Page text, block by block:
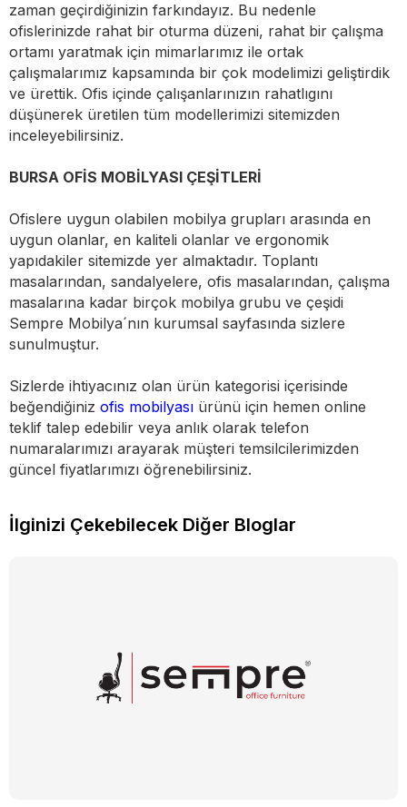
zaman geçirdiğinizin farkındayız. Bu nedenle
ofislerinizde rahat bir oturma düzeni, rahat bir çalışma
ortamı yaratmak için mimarlarımız ile ortak
çalışmalarımız kapsamında bir çok modelimizi geliştirdik
ve ürettik. Ofis içinde çalışanlarınızın rahatlıgını
düşünerek üretilen tüm modellerimizi sitemizden
inceleyebilirsiniz.
BURSA OFİS MOBİLYASI ÇEŞİTLERİ
Ofislere uygun olabilen mobilya grupları arasında en
uygun olanlar, en kaliteli olanlar ve ergonomik
yapıdakiler sitemizde yer almaktadır. Toplantı
masalarından, sandalyelere, ofis masalarından, çalışma
masalarına kadar birçok mobilya grubu ve çeşidi
Sempre Mobilya´nın kurumsal sayfasında sizlere
sunulmuştur.
Sizlerde ihtiyacınız olan ürün kategorisi içerisinde
beğendiğiniz ofis mobilyası ürünü için hemen online
teklif talep edebilir veya anlık olarak telefon
numaralarımızı arayarak müşteri temsilcilerimizden
güncel fiyatlarımızı öğrenebilirsiniz.
İlginizi Çekebilecek Diğer Bloglar